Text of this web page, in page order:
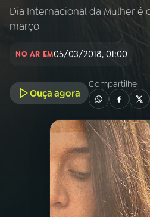
Início
INÍCIO
A RÁDIO
PROGRAMAÇÃO
PROGRAMAS
PODCASTS
Dia Internacional da Mulher é
março
NO AR EM05/03/2018, 01:00
Ouça agora
Compartilhe